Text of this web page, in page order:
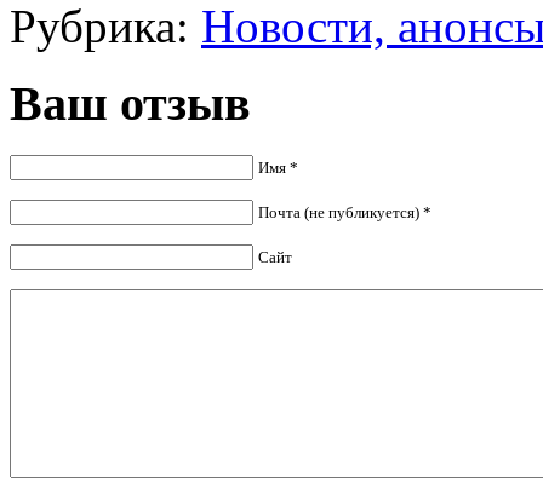
Рубрика: Новости,
Ваш отзыв
Имя *
Почта (не публикуется) *
Сайт